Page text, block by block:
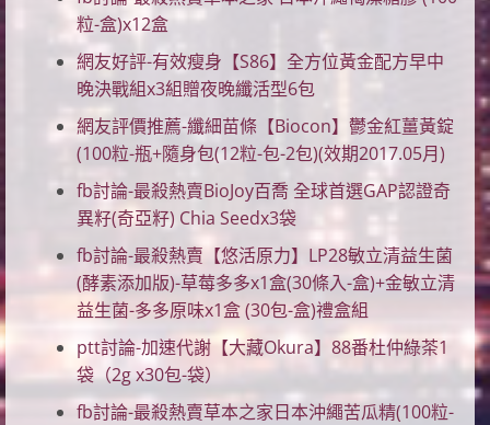
粒-盒)x12盒
網友好評-有效瘦身【S86】全方位黃金配方早中
晚決戰組x3組贈夜晚纖活型6包
網友評價推薦-纖細苗條【Biocon】鬱金紅薑黃錠
(100粒-瓶+隨身包(12粒-包-2包)(效期2017.05月)
fb討論-最殺熱賣BioJoy百喬 全球首選GAP認證奇
異籽(奇亞籽) Chia Seedx3袋
fb討論-最殺熱賣【悠活原力】LP28敏立清益生菌
(酵素添加版)-草莓多多x1盒(30條入-盒)+金敏立清
益生菌-多多原味x1盒 (30包-盒)禮盒組
ptt討論-加速代謝【大藏Okura】88番杜仲綠茶1
袋（2g x30包-袋）
fb討論-最殺熱賣草本之家日本沖繩苦瓜精(100粒-